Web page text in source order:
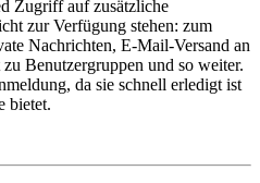
Zugriff auf zusätzliche
zur Verfügung stehen: zum
Nachrichten, E-Mail-Versand an
Benutzergruppen und so weiter.
da sie schnell erledigt ist
bietet.